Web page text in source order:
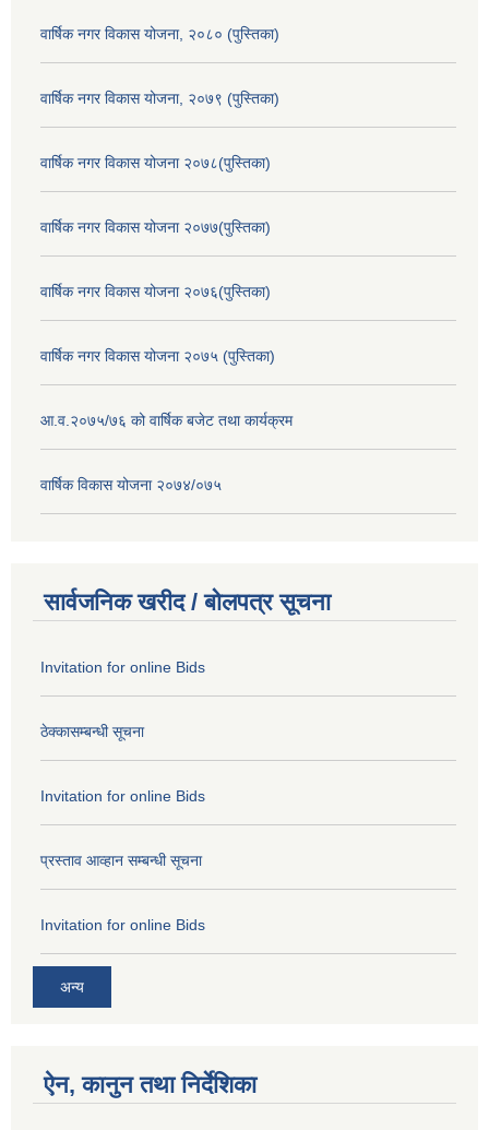
वार्षिक नगर विकास योजना, २०८० (पुस्तिका)
वार्षिक नगर विकास योजना, २०७९ (पुस्तिका)
वार्षिक नगर विकास योजना २०७८(पुस्तिका)
वार्षिक नगर विकास योजना २०७७(पुस्तिका)
वार्षिक नगर विकास योजना २०७६(पुस्तिका)
वार्षिक नगर विकास योजना २०७५ (पुस्तिका)
आ.व.२०७५/७६ को वार्षिक बजेट तथा कार्यक्रम
वार्षिक विकास योजना २०७४/०७५
सार्वजनिक खरीद / बोलपत्र सूचना
Invitation for online Bids
ठेक्कासम्बन्धी सूचना
Invitation for online Bids
प्रस्ताव आव्हान सम्बन्धी सूचना
Invitation for online Bids
अन्य
ऐन, कानुन तथा निर्देशिका